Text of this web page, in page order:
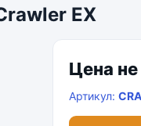
EX
Цена не
Артикул: